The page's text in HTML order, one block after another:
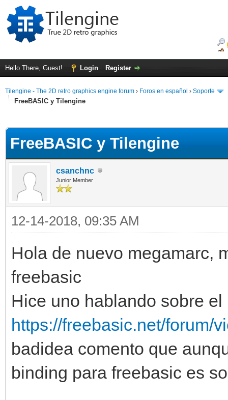
Hello There, Guest! Login Register
Tilengine - The 2D retro graphics engine forum › Foros en español › Soporte
FreeBASIC y Tilengine
FreeBASIC y Tilengine
csanchnc
Junior Member
12-14-2018, 09:35 AM
Hola de nuevo megamarc,
freebasic
Hice uno hablando sobre
https://freebasic.net/forum/
badidea comento que
binding para freebasic es